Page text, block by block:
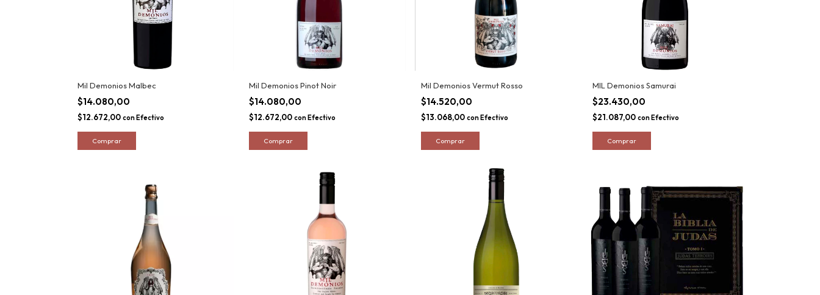
Mil Demonios Malbec
$14.080,00
$12.672,00 con Efectivo
Mil Demonios Pinot Noir
$14.080,00
$12.672,00con Efectivo
Mil Demonios Vermut Rosso
$14.520,00
$13.068,00 con Efectivo
MIL Demonios Samurai
$23.430,00
$21.087,00 con Efectivo